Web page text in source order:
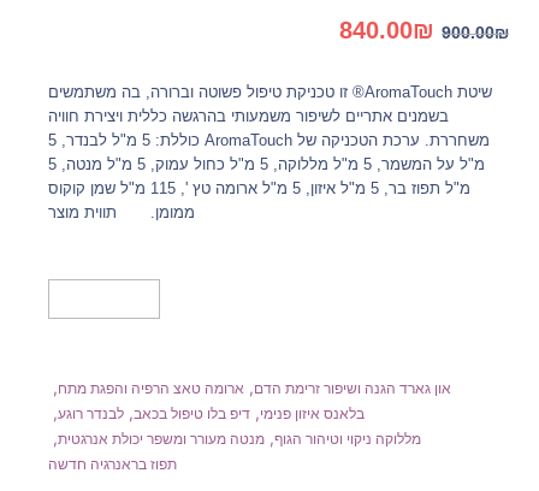
900.00₪
המחיר
900.00₪.
840.00₪
840.00₪.
שיטת AromaTouch® זו טכניקת טיפול פשוטה וברורה, בה משתמשים
בשמנים אתריים לשיפור משמעותי בהרגשה כללית ויצירת חוויה
משחררת. ערכת הטכניקה של AromaTouch כוללת: 5 מ"ל לבנדר, 5
מ"ל על המשמר, 5 מ"ל מללוקה, 5 מ"ל כחול עמוק, 5 מ"ל מנטה, 5
מ"ל תפוז בר, 5 מ"ל איזון, 5 מ"ל ארומה טץ ', 115 מ"ל שמן קוקוס
ממומן. תווית מוצר
און גארד הגנה ושיפור זרימת הדם, ארומה טאצ הרפיה והפגת מתח,
בלאנס איזון פנימי, דיפ בלו טיפול בכאב, לבנדר רוגע,
מללוקה ניקוי וטיהור הגוף, מנטה מעורר ומשפר יכולת אנרגטית,
תפוז בראנרגיה חדשה